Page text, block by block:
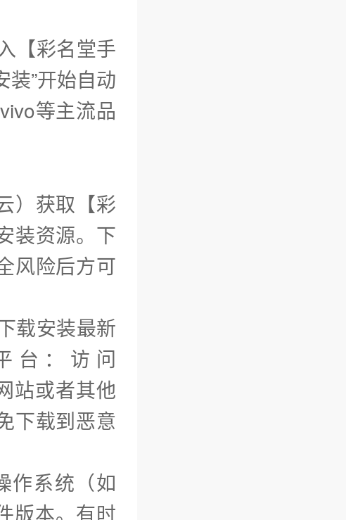
【彩名堂手
装”开始自动
等主流品
）获取【彩
装资源。下
风险后方可
载安装最新
台：访问
站或者其他
下载到恶意
作系统（如
版本。有时